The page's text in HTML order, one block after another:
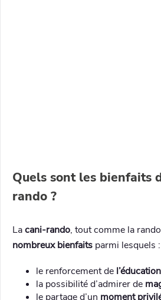
Quels sont les bienfaits
rando ?
Lacani-rando, tout comme la
nombreux bienfaits parmi lesquels :
le renforcement de l’éducation
la possibilité d’admirer de
le partage d’un moment